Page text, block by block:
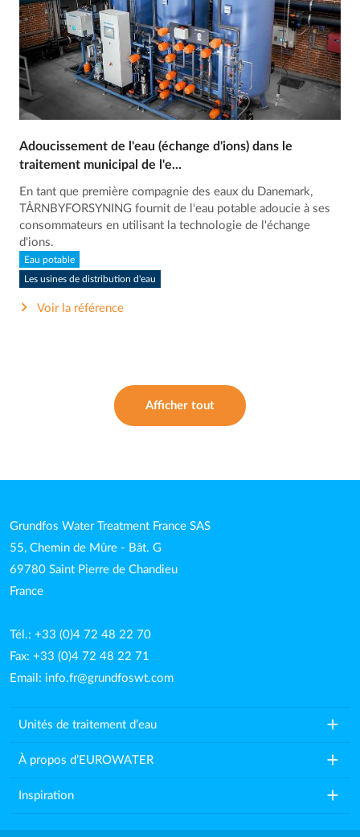
Adoucissement de l'eau (échange d'ions) dans le
traitement municipal de l'e...
En tant que première compagnie des eaux du Danemark,
TÅRNBYFORSYNING fournit de l'eau potable adoucie à ses
consommateurs en utilisant la technologie de l'échange
d'ions.
Eau potable
Les usines de distribution d'eau
Voir la référence
Afficher tout
Grundfos Water Treatment France SAS
55, Chemin de Mûre - Bât. G
69780 Saint Pierre de Chandieu
France
Tél.: +33 (0)4 72 48 22 70
Fax: +33 (0)4 72 48 22 71
Email: info.fr@grundfoswt.com
Unités de traitement d’eau add
À propos d’EUROWATER add
Inspiration add